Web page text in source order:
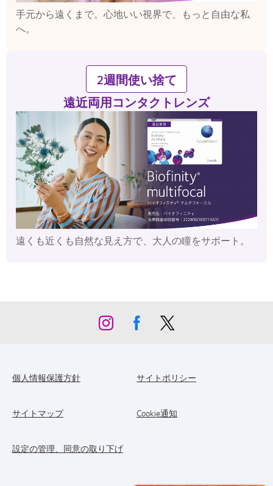
手元から遠くまで。心地いい視界で、もっと自由な私
へ。
2週間使い捨て
遠近両用コンタクトレンズ
遠くも近くも自然な見え方で、大人の瞳をサポート。
個人情報保護方針 サイトポリシー
サイトマップ Cookie通知
設定の管理、同意の取り下げ